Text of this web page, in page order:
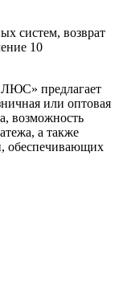
систем, возврат
10
предлагает
или оптовая
возможность
а также
обеспечивающих